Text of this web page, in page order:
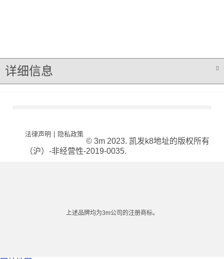
详细信息
法律声明 | 隐私政策
© 3m 2023. 凯发k8地址的版权所有
（沪）-非经营性-2019-0035.
上述品牌均为3m公司的注册商标。